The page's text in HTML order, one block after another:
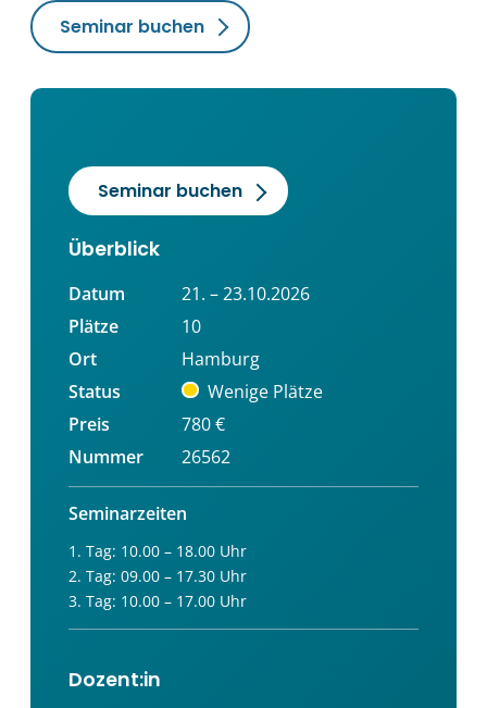
Seminar buchen
Seminar buchen
Überblick
Datum
21. – 23.10.2026
Plätze
10
Ort
Hamburg
Status
Wenige Plätze
Preis
780 €
Nummer
26562
Seminarzeiten
1. Tag: 10.00 – 18.00 Uhr
2. Tag: 09.00 – 17.30 Uhr
3. Tag: 10.00 – 17.00 Uhr
Dozent:in